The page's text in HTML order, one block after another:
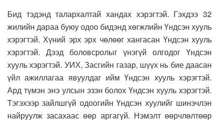
Бид тэдэнд талархалтай хандах хэрэгтэй. Гэхдээ 32
жилийн дараа буюу одоо бидэнд хөгжлийн Үндсэн хууль
хэрэгтэй. Хүний эрх эрх чөлөөг хангасан Үндсэн хууль
хэрэгтэй. Дээд боловсролыг үнэгүй олгодог Үндсэн
хууль хэрэгтэй. УИХ, Засгийн газар, шүүх нь бие даасан
үйл ажиллагаа явуулдаг ийм Үндсэн хууль хэрэгтэй.
Ард түмэн энэ улсын эзэн болох Үндсэн хууль хэрэгтэй.
Тэгэхээр зайлшгүй одоогийн Үндсэн хуулийг шинэчлэн
найруулж засахаас өөр аргагүй. Нэмэлт өөрчлөлтөөр